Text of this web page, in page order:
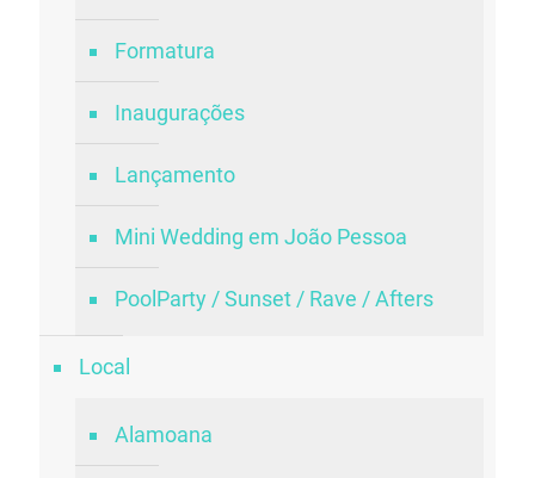
Formatura
Inaugurações
Lançamento
Mini Wedding em João Pessoa
PoolParty / Sunset / Rave / Afters
Local
Alamoana